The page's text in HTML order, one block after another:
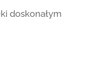
doskonałym